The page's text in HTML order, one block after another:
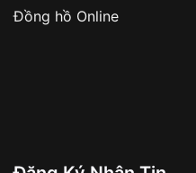
Số tiền còn lại
✔️ Đảm bảo xử lý
✔️ Hạn chế tình
Đồng hồ Online